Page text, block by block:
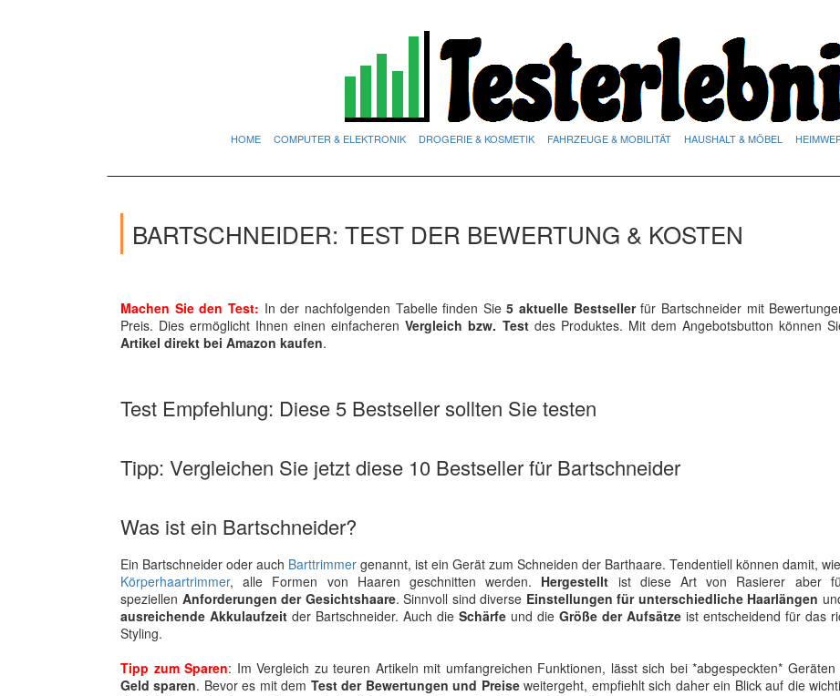
HOME COMPUTER & ELEKTRONIK DROGERIE & KOSMETIK FAHRZEUGE & MOBILITÄT HAUSHALT & MÖBEL
BARTSCHNEIDER: TEST DER BEWERTUNG & KOSTEN
Machen Sie den Test: In der nachfolgenden Tabelle finden Sie5 aktuelle Bestsellerfür Bartschneider mit
Preis. Dies ermöglicht Ihnen einen einfacherenVergleich bzw. Testdes Produktes. Mit dem Angebotsbutton können
Artikel direkt bei Amazon kaufen.
Test Empfehlung: Diese 5 Bestseller sollten Sie testen
Tipp: Vergleichen Sie jetzt diese 10 Bestseller für Bartschneider
Was ist ein Bartschneider?
Ein Bartschneider oder auch Barttrimmer genannt, ist ein Gerät zum Schneiden der Barthaare. Tendentiell können damit,
Körperhaartrimmer, alle Formen von Haaren geschnitten werden. Hergestellt ist diese Art von Rasierer aber
speziellen Anforderungen der Gesichtshaare. Sinnvoll sind diverse Einstellungen für unterschiedliche Haarlängen
ausreichende Akkulaufzeit der Bartschneider. Auch die Schärfe und die Größe der Aufsätze ist entscheidend für das
Styling.
Tipp zum Sparen: Im Vergleich zu teuren Artikeln mit umfangreichen Funktionen, lässt sich bei *abgespeckten* Geräten
Geld sparen. Bevor es mit dem Test der Bewertungen und Preiseweitergeht, empfiehlt sich daher ein Blick auf die